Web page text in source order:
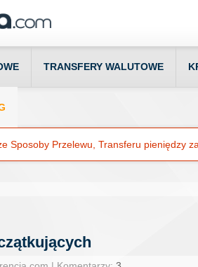
TRANSFERY WALUTOWE
Sposoby Przelewu, Transferu pieniędzy